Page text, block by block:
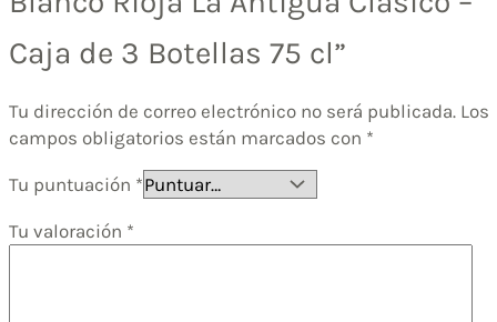
Caja de 3 Botellas 75 cl”
Tu dirección de correo electrónico no será publicada. Los
campos obligatorios están marcados con *
Tu puntuación *
Tu valoración *